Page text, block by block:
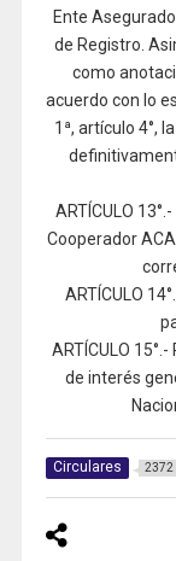
Ente
de Registro.
como
acuerdo con lo
1ª, artículo 4°,
ARTÍCULO
Cooperador
ARTÍCULO
ARTÍCULO
de interés
Circulares 2372